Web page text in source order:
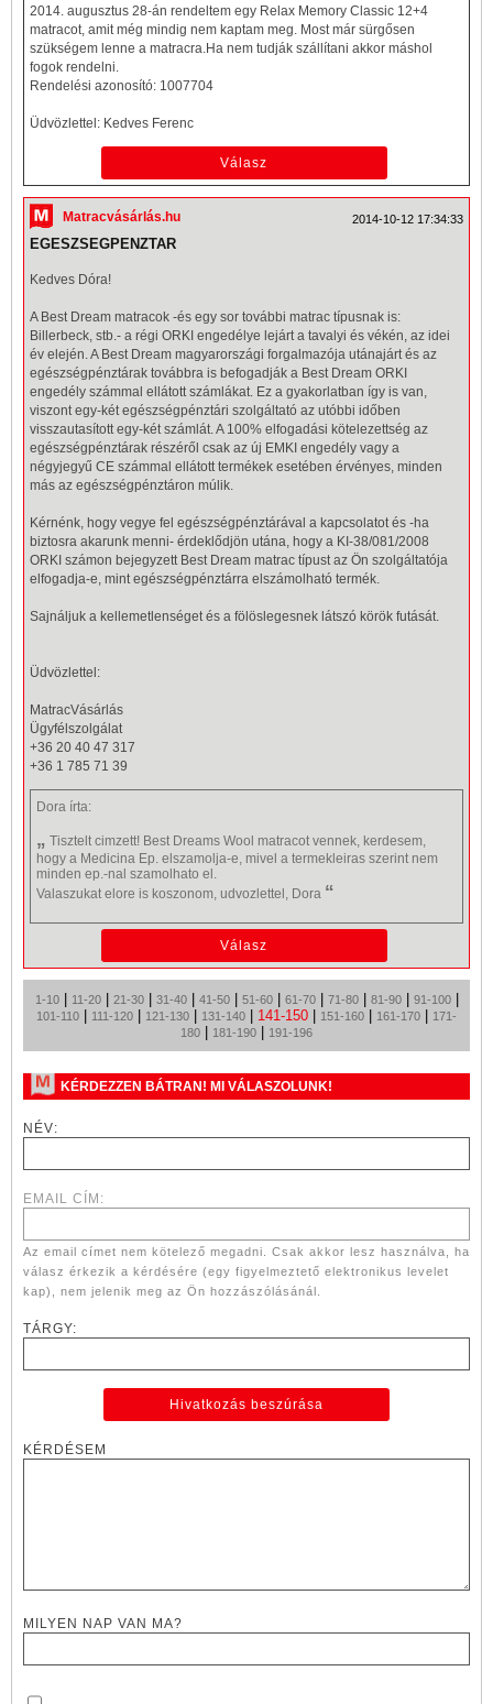
2014. augusztus 28-án rendeltem egy Relax Memory Classic 12+4
matracot, amit még mindig nem kaptam meg. Most már sürgősen
szükségem lenne a matracra.Ha nem tudják szállítani akkor máshol
fogok rendelni.
Rendelési azonosító: 1007704
Üdvözlettel: Kedves Ferenc
Matracvásárlás.hu 2014-10-12 17:34:33
EGESZSEGPENZTAR
Kedves Dóra!
A Best Dream matracok -és egy sor további matrac típusnak is:
Billerbeck, stb.- a régi ORKI engedélye lejárt a tavalyi és vékén, az idei
év elején. A Best Dream magyarországi forgalmazója utánajárt és az
egészségpénztárak továbbra is befogadják a Best Dream ORKI
engedély számmal ellátott számlákat. Ez a gyakorlatban így is van,
viszont egy-két egészségpénztári szolgáltató az utóbbi időben
visszautasított egy-két számlát. A 100% elfogadási kötelezettség az
egészségpénztárak részéről csak az új EMKI engedély vagy a
négyjegyű CE számmal ellátott termékek esetében érvényes, minden
más az egészségpénztáron múlik.
Kérnénk, hogy vegye fel egészségpénztárával a kapcsolatot és -ha
biztosra akarunk menni- érdeklődjön utána, hogy a KI-38/081/2008
ORKI számon bejegyzett Best Dream matrac típust az Ön szolgáltatója
elfogadja-e, mint egészségpénztárra elszámolható termék.
Sajnáljuk a kellemetlenséget és a fölöslegesnek látszó körök futását.
Üdvözlettel:
MatracVásárlás
Ügyfélszolgálat
+36 20 40 47 317
+36 1 785 71 39
Dora írta:
„ Tisztelt cimzett! Best Dreams Wool matracot vennek, kerdesem,
hogy a Medicina Ep. elszamolja-e, mivel a termekleiras szerint nem
minden ep.-nal szamolhato el.
Valaszukat elore is koszonom, udvozlettel, Dora “
1-10| 11-20| 21-30| 31-40| 41-50| 51-60| 61-70| 71-80| 81-90| 91-100|
101-110 111-120 121-130 131-140 141-150 151-160 161-170
171-
180
181-190 191-196
KÉRDEZZEN BÁTRAN! MI VÁLASZOLUNK!
NÉV:
EMAIL CÍM:
Az email címet nem kötelező megadni. Csak akkor lesz használva, ha
válasz érkezik a kérdésére (egy figyelmeztető elektronikus levelet
kap), nem jelenik meg az Ön hozzászólásánál.
TÁRGY:
KÉRDÉSEM
MILYEN NAP VAN MA?